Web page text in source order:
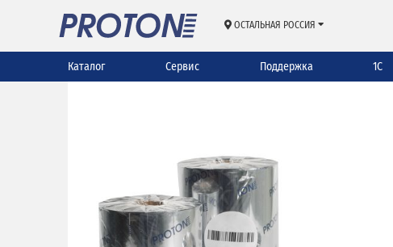
ОСТАЛЬНАЯ РОССИЯ
Каталог Сервис Поддержка 1С